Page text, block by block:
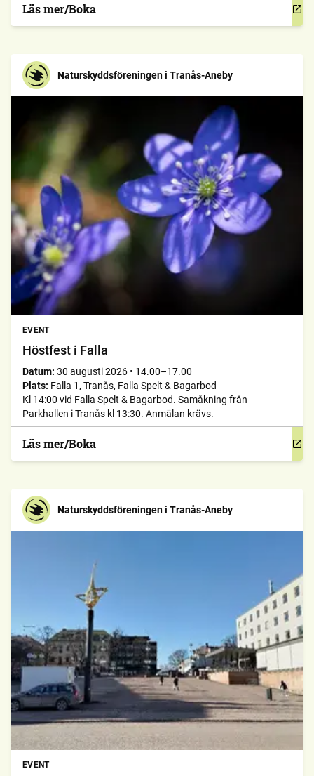
Läs mer/Boka
Naturskyddsföreningen i Tranås-Aneby
EVENT
Höstfest i Falla
Datum: 30 augusti 2026 • 14.00–17.00
Plats: Falla 1, Tranås, Falla Spelt & Bagarbod
Kl 14:00 vid Falla Spelt & Bagarbod. Samåkning från
Parkhallen i Tranås kl 13:30. Anmälan krävs.
Läs mer/Boka
Naturskyddsföreningen i Tranås-Aneby
EVENT